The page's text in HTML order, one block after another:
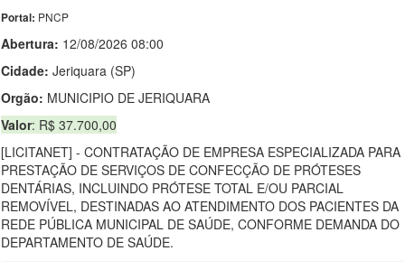
Portal: PNCP
Abertura: 12/08/2026 08:00
Cidade: Jeriquara (SP)
Orgão: MUNICIPIO DE JERIQUARA
Valor: R$ 37.700,00
[LICITANET] - CONTRATAÇÃO DE EMPRESA ESPECIALIZADA PARA
PRESTAÇÃO DE SERVIÇOS DE CONFECÇÃO DE PRÓTESES
DENTÁRIAS, INCLUINDO PRÓTESE TOTAL E/OU PARCIAL
REMOVÍVEL, DESTINADAS AO ATENDIMENTO DOS PACIENTES DA
REDE PÚBLICA MUNICIPAL DE SAÚDE, CONFORME DEMANDA DO
DEPARTAMENTO DE SAÚDE.